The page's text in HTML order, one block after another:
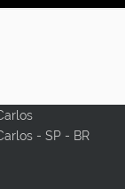
- SP - BR